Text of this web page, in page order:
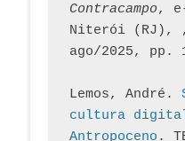
Contracampo,
Niterói (RJ),
ago/2025, pp.
Lemos, André.
cultura
Antropoceno .